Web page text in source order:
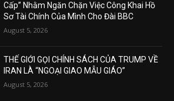
Cấp” Nhằm Ngăn Chặn Việc Công Khai Hồ
Sơ Tài Chính Của Mình Cho Đài BBC
August 5, 2026
THẾ GIỚI GỌI CHÍNH SÁCH CỦA TRUMP VỀ
IRAN LÀ “NGOẠI GIAO MẪU GIÁO”
August 5, 2026